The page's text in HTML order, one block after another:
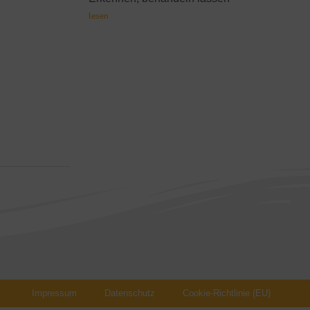
lesen
Impressum Datenschutz Cookie-Richtlinie (EU)